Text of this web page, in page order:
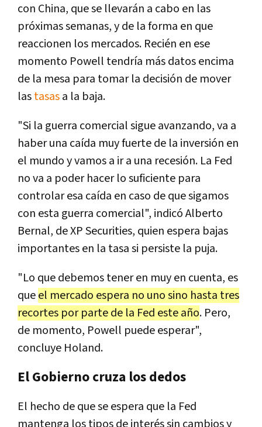
con China, que se llevarán a cabo en las
próximas semanas, y de la forma en que
reaccionen los mercados. Recién en ese
momento Powell tendría más datos encima
de la mesa para tomar la decisión de mover
lastasasa la baja.
"Si la guerra comercial sigue avanzando, va a
haber una caída muy fuerte de la inversión en
el mundo y vamos a ir a una recesión. La Fed
no va a poder hacer lo suficiente para
controlar esa caída en caso de que sigamos
con esta guerra comercial", indicó Alberto
Bernal, de XP Securities, quien espera bajas
importantes en la tasa si persiste la puja.
"Lo que debemos tener en muy en cuenta, es
queel mercado espera no uno sino hasta tres
recortes por parte de la Fed este año. Pero,
de momento, Powell puede esperar",
concluye Holand.
El Gobierno cruza los dedos
El hecho de que se espera que la Fed